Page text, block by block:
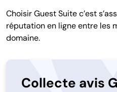
Choisir Guest Suite c’est
réputation en ligne entre les
domaine.
Collecte avis